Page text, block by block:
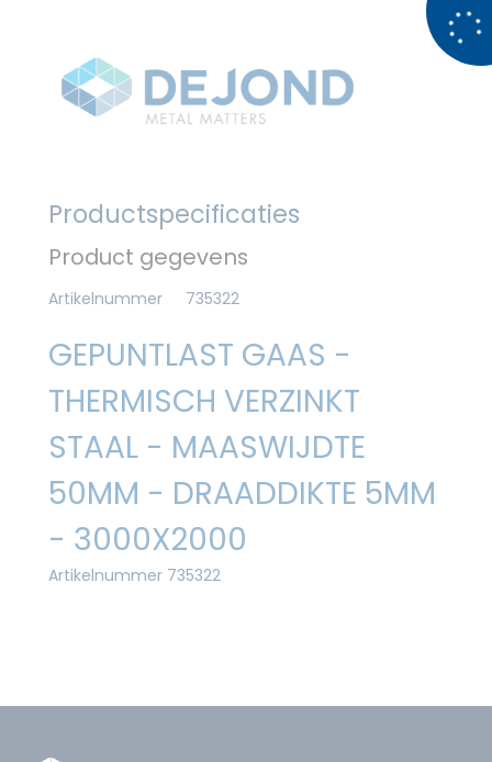
Productspecificaties
Product gegevens
Artikelnummer 735322
GEPUNTLAST GAAS -
THERMISCH VERZINKT
STAAL - MAASWIJDTE
50MM - DRAADDIKTE 5MM
- 3000X2000
Artikelnummer 735322